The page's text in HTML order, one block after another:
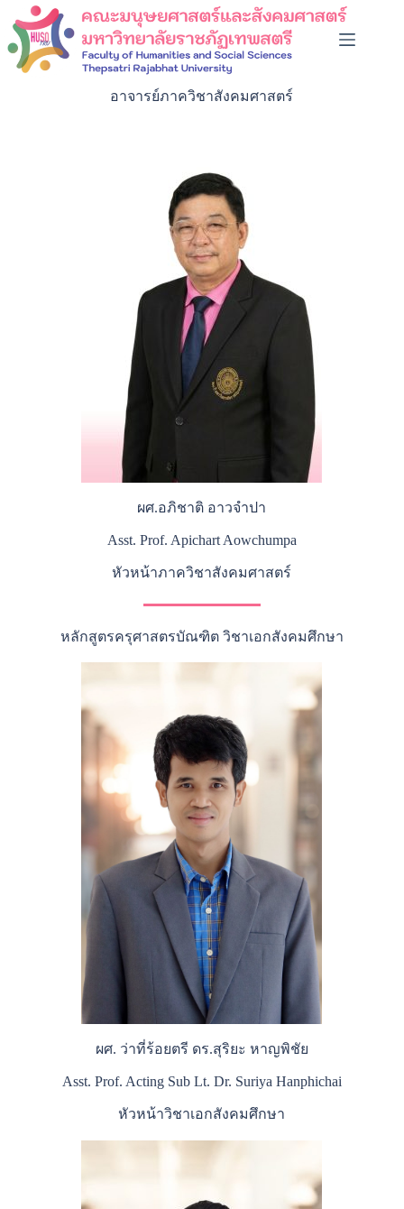
อาจารย์ภาควิชาสังคมศาสตร์
ผศ.อภิชาติ อาวจำปา
Asst. Prof. Apichart Aowchumpa
หัวหน้าภาควิชาสังคมศาสตร์
หลักสูตรครุศาสตรบัณฑิต วิชาเอกสังคมศึกษา
ผศ. ว่าที่ร้อยตรี ดร.สุริยะ หาญพิชัย
Asst. Prof. Acting Sub Lt. Dr. Suriya Hanphichai
หัวหน้าวิชาเอกสังคมศึกษา